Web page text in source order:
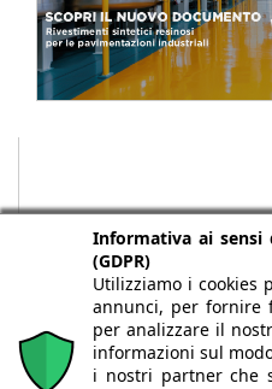
Informativa ai sensi
(GDPR)
Utilizziamo i cookies
annunci, per fornire
per analizzare il
informazioni sul
i nostri partner che